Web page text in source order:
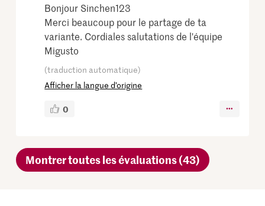
Bonjour Sinchen123
Merci beaucoup pour le partage de ta
variante. Cordiales salutations de l'équipe
Migusto
(traduction automatique)
Afficher la langue d’origine
0
Montrer toutes les évaluations (43)